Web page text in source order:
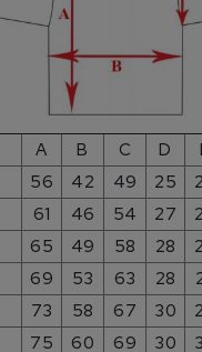
A B C D
56 42 49 25
61 46 54 27
65 49 58 28
69 53 63 28
73 58 67 30
75 60 69 30